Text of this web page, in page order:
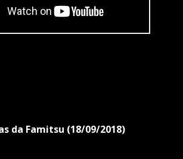
da Famitsu (18/09/2018)